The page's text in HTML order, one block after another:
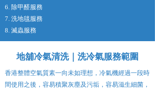
6. 除甲醛服務
7. 洗地毯服務
8. 滅蟲服務
地舖冷氣清洗｜洗冷氣服務範圍
香港整體空氣質素一向未如理想，冷氣機經過一段時
間使用之後，容易積聚灰塵及污垢，容易滋生細菌，